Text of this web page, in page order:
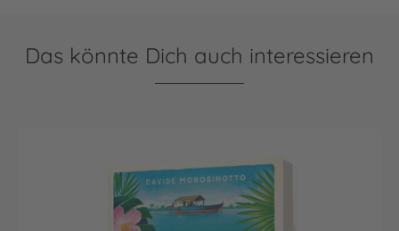
Das könnte Dich auch interessieren